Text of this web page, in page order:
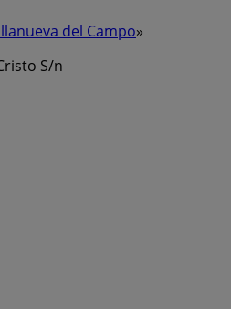
del Campo»
S/n